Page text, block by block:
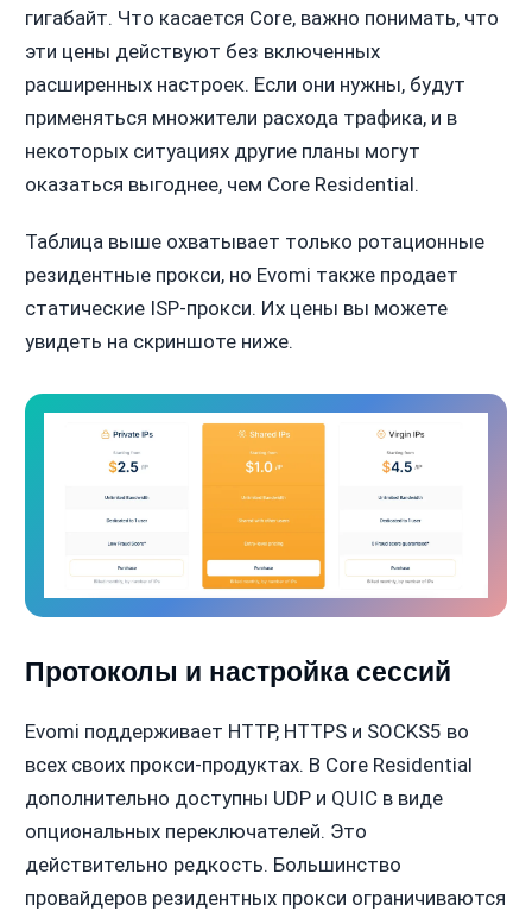
гигабайт. Что касается Core, важно понимать, что
эти цены действуют без включенных
расширенных настроек. Если они нужны, будут
применяться множители расхода трафика, и в
некоторых ситуациях другие планы могут
оказаться выгоднее, чем Core Residential.
Таблица выше охватывает только ротационные
резидентные прокси, но Evomi также продает
статические ISP-прокси. Их цены вы можете
увидеть на скриншоте ниже.
Протоколы и настройка сессий
Evomi поддерживает HTTP, HTTPS и SOCKS5 во
всех своих прокси-продуктах. В Core Residential
дополнительно доступны UDP и QUIC в виде
опциональных переключателей. Это
действительно редкость. Большинство
провайдеров резидентных прокси ограничиваются